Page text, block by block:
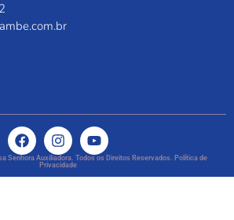
Senhora Auxiliadora. Todos os Direitos Reservados. Política de
Privacidade